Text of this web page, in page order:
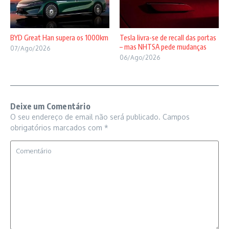
BYD Great Han supera os 1000km
07/Ago/2026
Tesla livra-se de recall das portas
– mas NHTSA pede mudanças
06/Ago/2026
Deixe um Comentário
O seu endereço de email não será publicado. Campos
obrigatórios marcados com *